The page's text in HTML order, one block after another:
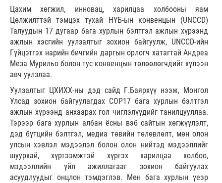
Цахим хөгжил, инновац, харилцаа холбооны яам
Цөлжилттэй тэмцэх тухай НҮБ-ын конвенцын (UNCCD)
Талуудын 17 дугаар бага хурлын бэлтгэл ажлын хүрээнд
ажлын хэсгийн уулзалтыг зохион байгуулж, UNCCD-ийн
Гүйцэтгэх нарийн бичгийн даргын орлогч хатагтай Андреа
Меза Мурильо болон тус конвенцын төлөөлөгчдийг хүлээн
авч уулзлаа.
Уулзалтыг ЦХИХХ-ны дэд сайд Г.Баярхүү нээж, Монгол
Улсад зохион байгуулагдах COP17 бага хурлын бэлтгэл
ажлын хүрээнд анхаарах гол чиглэлүүдийг танилцууллаа.
Тэрээр бага хурлын албан ёсны вэб сайтын хөгжүүлэлт,
дэд бүтцийн бэлтгэл, медиа төвийн төлөвлөлт, мөн олон
улсын хэвлэл мэдээлэл болон олон нийтэд мэдээллийг
шуурхай, хүртээмжтэй хүргэх харилцаа холбоо,
мэдээллийн үйл ажиллагааг зохион байгуулах
асуудлуудыг онцлон тэмдэглэв. Мөн бага хурлын үеэр